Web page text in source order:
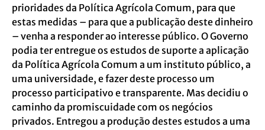
prioridades da Política Agrícola Comum, para que
estas medidas – para que a publicação deste dinheiro
– venha a responder ao interesse público. O Governo
podia ter entregue os estudos de suporte a aplicação
da Política Agrícola Comum a um instituto público, a
uma universidade, e fazer deste processo um
processo participativo e transparente. Mas decidiu o
caminho da promiscuidade com os negócios
privados. Entregou a produção destes estudos a uma